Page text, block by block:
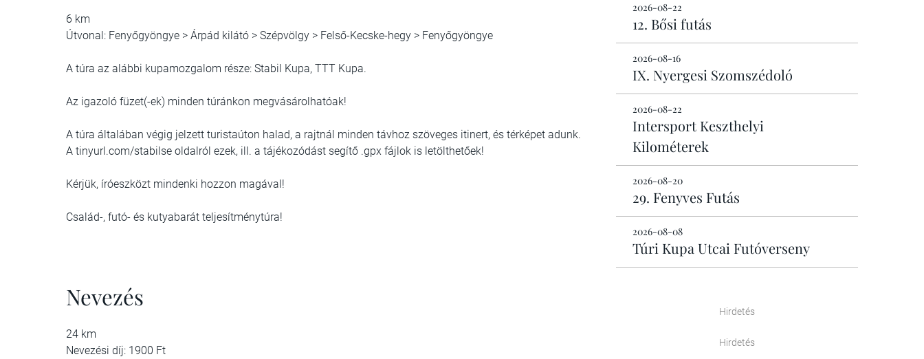
6 km
Útvonal: Fenyőgyöngye > Árpád kilátó > Szépvölgy > Felső-Kecske-hegy > Fenyőgyöngye
A túra az alábbi kupamozgalom része: Stabil Kupa, TTT Kupa.
Az igazoló füzet(-ek) minden túránkon megvásárolhatóak!
A túra általában végig jelzett turistaúton halad, a rajtnál minden távhoz szöveges itinert, és térképet adunk.
A tinyurl.com/stabilse oldalról ezek, ill. a tájékozódást segítő .gpx fájlok is letölthetőek!
Kérjük, íróeszközt mindenki hozzon magával!
Család-, futó- és kutyabarát teljesítménytúra!
Nevezés
24 km
Nevezési díj: 1900 Ft
2026-08-22
12. Bősi futás
2026-08-16
IX. Nyergesi Szomszédoló
2026-08-22
Intersport Keszthelyi
Kilométerek
2026-08-20
29. Fenyves Futás
2026-08-08
Túri Kupa Utcai Futóverseny
Hirdetés
Hirdetés